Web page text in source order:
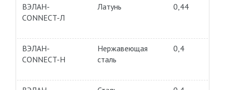
ВЭЛАН-
CONNECT-Л
Латунь 0,44
ВЭЛАН-
CONNECT-Н
Нержавеющая
сталь
0,4